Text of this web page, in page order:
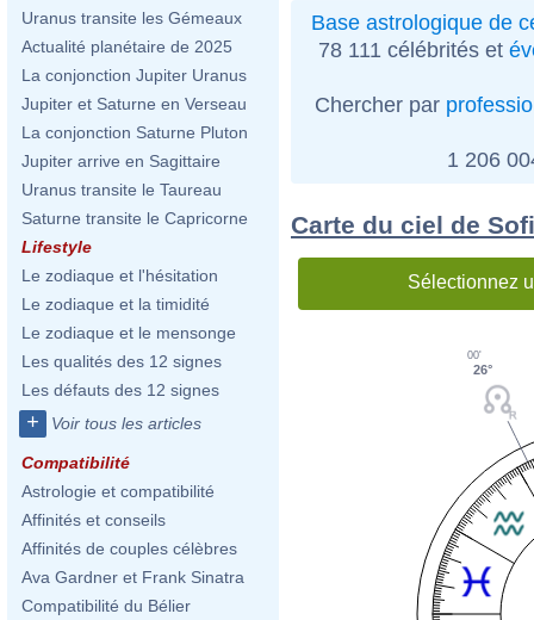
Uranus transite les Gémeaux
Actualité planétaire de 2025
La conjonction Jupiter Uranus
Jupiter et Saturne en Verseau
La conjonction Saturne Pluton
Jupiter arrive en Sagittaire
Uranus transite le Taureau
Saturne transite le Capricorne
Lifestyle
Le zodiaque et l'hésitation
Le zodiaque et la timidité
Le zodiaque et le mensonge
Les qualités des 12 signes
Les défauts des 12 signes
+ Voir tous les articles
Compatibilité
Astrologie et compatibilité
Affinités et conseils
Affinités de couples célèbres
Ava Gardner et Frank Sinatra
Compatibilité du Bélier
Base astrologique de
78 111 célébrités et
Chercher par
1 206
Carte du ciel de
Sélectionnez
26°
00'